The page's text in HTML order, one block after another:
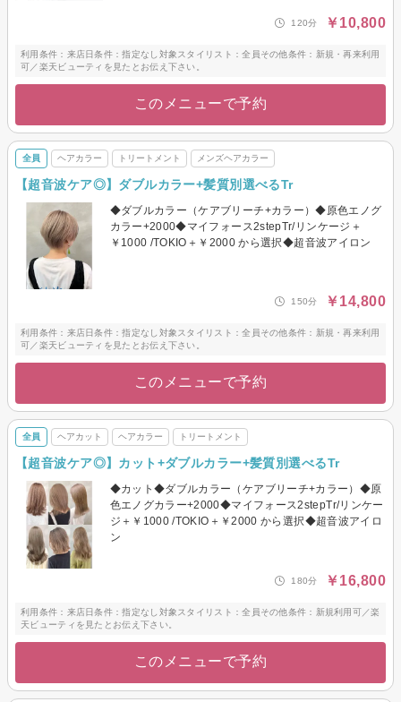
120分 ￥10,800
利用条件：来店日条件：指定なし対象スタイリスト：全員その他条件：新規・再来利用
可／楽天ビューティを見たとお伝え下さい。
このメニューで予約
全員 ヘアカラー トリートメント メンズヘアカラー
【超音波ケア◎】ダブルカラー+髪質別選べるTr
◆ダブルカラー（ケアブリーチ+カラー）◆原色エノグ
カラー+2000◆マイフォース2stepTr/リンケージ＋
￥1000 /TOKIO＋￥2000 から選択◆超音波アイロン
150分 ￥14,800
利用条件：来店日条件：指定なし対象スタイリスト：全員その他条件：新規・再来利用
可／楽天ビューティを見たとお伝え下さい。
このメニューで予約
全員 ヘアカット ヘアカラー トリートメント
【超音波ケア◎】カット+ダブルカラー+髪質別選べるTr
◆カット◆ダブルカラー（ケアブリーチ+カラー）◆原
色エノグカラー+2000◆マイフォース2stepTr/リンケー
ジ＋￥1000 /TOKIO＋￥2000 から選択◆超音波アイロ
ン
180分 ￥16,800
利用条件：来店日条件：指定なし対象スタイリスト：全員その他条件：新規利用可／楽
天ビューティを見たとお伝え下さい。
このメニューで予約